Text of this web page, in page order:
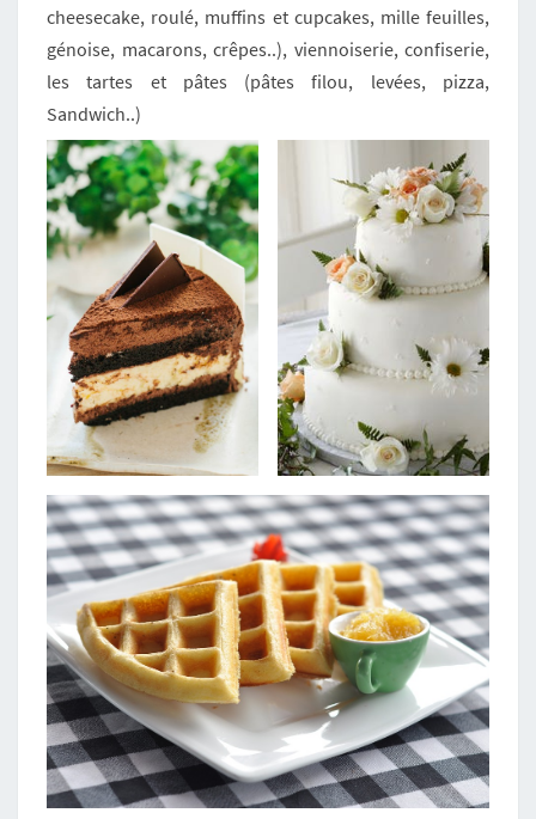
cheesecake, roulé, muffins et cupcakes, mille feuilles,
génoise, macarons, crêpes..), viennoiserie, confiserie,
les tartes et pâtes (pâtes filou, levées, pizza,
Sandwich..)